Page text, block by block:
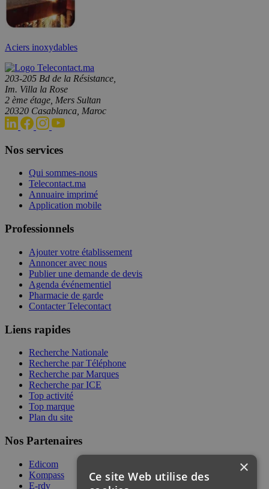
Aciers inoxydables
203-205 Bd de la Résistance,
Im. Villa la Rose
2 ème étage, Mers Sultan
20320 Casablanca, Maroc
Nos services
Qui sommes-nous
Telecontact.ma
Annuaire imprimé
Application mobile
Professionnels
Ajouter votre établissement
Annoncer avec nous
Publier une demande de devis
Agenda événementiel
Pharmacie de garde
Contacter Telecontact
Liens rapides
Recherche Nationale
Recherche par Téléphone
Recherche par Marques
Recherche par ICE
Top activité
Top marque
Plan du site
Nos Partenaires
Edicom
Kompass
E-rdv
×
Ce site Web utilise des